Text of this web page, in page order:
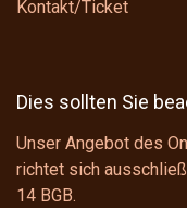
Kontakt/Ticket
Dies sollten Sie
Unser Angebot des
richtet sich
14 BGB.